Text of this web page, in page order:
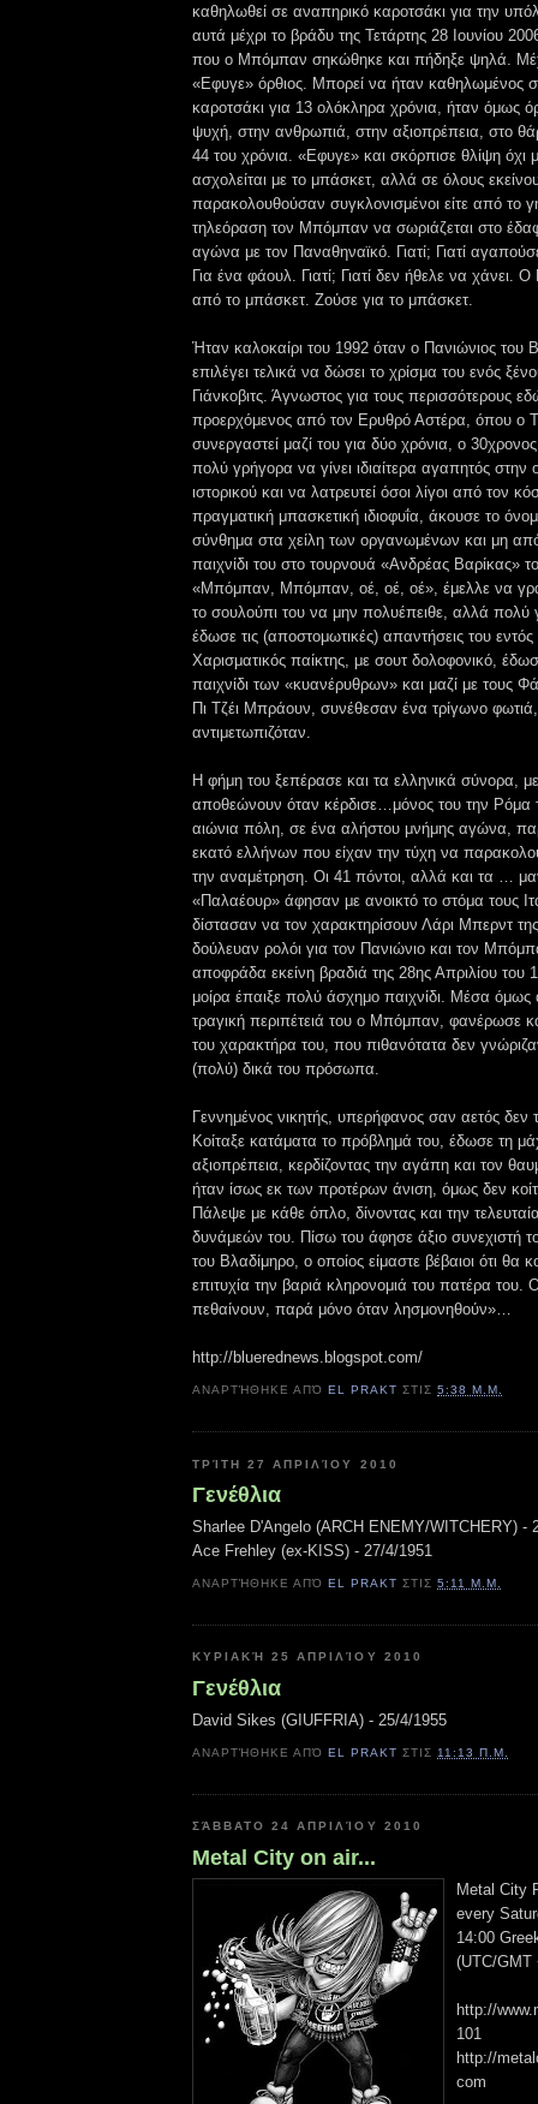
καθηλωθεί σε αναπηρικό καροτσάκι για την
αυτά μέχρι το βράδυ της Τετάρτης 28 Ιουνίου
που ο Μπόμπαν σηκώθηκε και πήδηξε ψηλά.
«Εφυγε» όρθιος. Μπορεί να ήταν καθηλωμένος
καροτσάκι για 13 ολόκληρα χρόνια, ήταν όμως
ψυχή, στην ανθρωπιά, στην αξιοπρέπεια, στο
44 του χρόνια. «Εφυγε» και σκόρπισε θλίψη
ασχολείται με το μπάσκετ, αλλά σε όλους
παρακολουθούσαν συγκλονισμένοι είτε από το
τηλεόραση τον Μπόμπαν να σωριάζεται στο
αγώνα με τον Παναθηναϊκό. Γιατί; Γιατί
Για ένα φάουλ. Γιατί; Γιατί δεν ήθελε να χάνει. Ο
από το μπάσκετ. Ζούσε για το μπάσκετ.
Ήταν καλοκαίρι του 1992 όταν ο Πανιώνιος του
επιλέγει τελικά να δώσει το χρίσμα του ενός
Γιάνκοβιτς. Άγνωστος για τους περισσότερους
προερχόμενος από τον Ερυθρό Αστέρα, όπου ο
συνεργαστεί μαζί του για δύο χρόνια, ο
πολύ γρήγορα να γίνει ιδιαίτερα αγαπητός στην
ιστορικού και να λατρευτεί όσοι λίγοι από τον
πραγματική μπασκετική ιδιοφυΐα, άκουσε το
σύνθημα στα χείλη των οργανωμένων και μη
παιχνίδι του στο τουρνουά «Ανδρέας Βαρίκας»
«Μπόμπαν, Μπόμπαν, οέ, οέ, οέ», έμελλε να
το σουλούπι του να μην πολυέπειθε, αλλά πολύ
έδωσε τις (αποστομωτικές) απαντήσεις του
Χαρισματικός παίκτης, με σουτ δολοφονικό,
παιχνίδι των «κυανέρυθρων» και μαζί με τους
Πι Τζέι Μπράουν, συνέθεσαν ένα τρίγωνο
αντιμετωπιζόταν.
Η φήμη του ξεπέρασε και τα ελληνικά σύνορα,
αποθεώνουν όταν κέρδισε…μόνος του την Ρόμα
αιώνια πόλη, σε ένα αλήστου μνήμης αγώνα,
εκατό ελλήνων που είχαν την τύχη να
την αναμέτρηση. Οι 41 πόντοι, αλλά και τα …
«Παλαέουρ» άφησαν με ανοικτό το στόμα τους
δίστασαν να τον χαρακτηρίσουν Λάρι Μπερντ
δούλευαν ρολόι για τον Πανιώνιο και τον
αποφράδα εκείνη βραδιά της 28ης Απριλίου
μοίρα έπαιξε πολύ άσχημο παιχνίδι. Μέσα όμως
τραγική περιπέτειά του ο Μπόμπαν, φανέρωσε
του χαρακτήρα του, που πιθανότατα δεν
(πολύ) δικά του πρόσωπα.
Γεννημένος νικητής, υπερήφανος σαν αετός
Κοίταξε κατάματα το πρόβλημά του, έδωσε τη
αξιοπρέπεια, κερδίζοντας την αγάπη και τον
ήταν ίσως εκ των προτέρων άνιση, όμως δεν
Πάλεψε με κάθε όπλο, δίνοντας και την
δυνάμεών του. Πίσω του άφησε άξιο συνεχιστή
του Βλαδίμηρο, ο οποίος είμαστε βέβαιοι ότι θα
επιτυχία την βαριά κληρονομιά του πατέρα του.
πεθαίνουν, παρά μόνο όταν λησμονηθούν»…
http://bluerednews.blogspot.com/
ΑΝΑΡΤΉΘΗΚΕ ΑΠΌEL PRAKT ΣΤΙΣ5:38 Μ.Μ.
ΤΡΊΤΗ 27 ΑΠΡΙΛΊΟΥ 2010
Γενέθλια
Sharlee D'Angelo (ARCH ENEMY/WITCHERY) -
Ace Frehley (ex-KISS) - 27/4/1951
ΑΝΑΡΤΉΘΗΚΕ ΑΠΌEL PRAKT ΣΤΙΣ5:11 Μ.Μ.
ΚΥΡΙΑΚΉ 25 ΑΠΡΙΛΊΟΥ 2010
Γενέθλια
David Sikes (GIUFFRIA) - 25/4/1955
ΑΝΑΡΤΉΘΗΚΕ ΑΠΌEL PRAKT ΣΤΙΣ 11:13 Π.Μ.
ΣΆΒΒΑΤΟ 24 ΑΠΡΙΛΊΟΥ 2010
Metal City on air...
Metal City
every
14:00
(UTC/GMT
http://
101
http://
com